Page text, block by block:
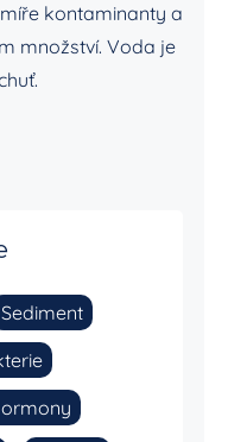
kontaminanty a
množství. Voda je
Sediment